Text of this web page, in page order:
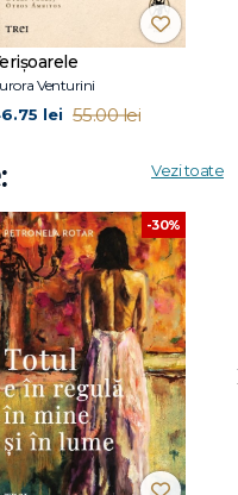
Venturini
lei 55.00 lei
Vezi toate
-30%